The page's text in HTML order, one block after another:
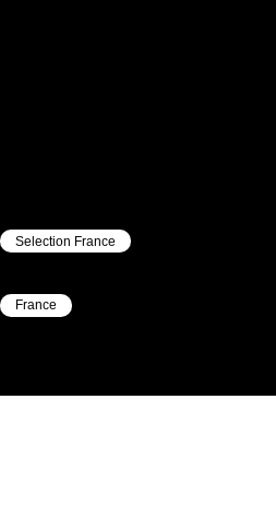
Selection France
France